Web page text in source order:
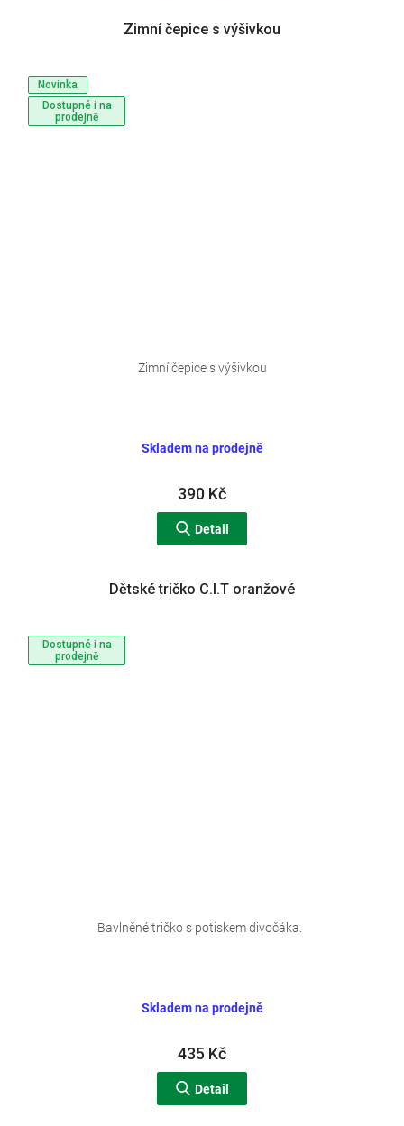
Novinka
Dostupné i na
prodejně
Zimní čepice s výšivkou
Skladem na prodejně
390 Kč
Detail
Zimní čepice s výšivkou
Dostupné i na
prodejně
Dětské tričko C.I.T oranžové
Skladem na prodejně
435 Kč
Detail
Bavlněné tričko s potiskem divočáka.